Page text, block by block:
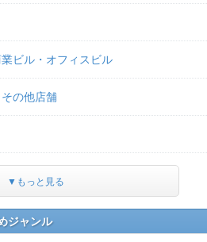
ビル・オフィスビル
の他店舗
▼もっと見る
ジャンル